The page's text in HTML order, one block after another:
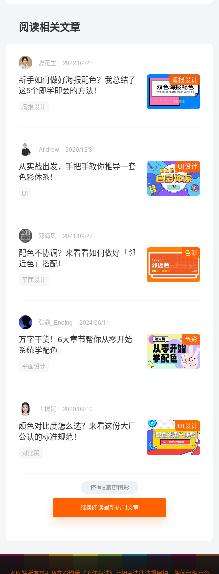
阅读相关文章
夏花生 2022/02/21
海报设计
新手如何做好海报配色？我总结了
这5个即学即会的方法！
海报设计
Andrew 2020/12/31
UI设计
从实战出发，手把手教你推导一套
色彩体系！
UI
邓海贝 2021/09/27
色彩
配色不协调？来看看如何做好「邻
近色」搭配！
平面设计
张鼎_Ending 2024/06/11
色彩
万字干货！6大章节帮你从零开始
系统学配色
平面设计
土拨鼠 2020/09/10
UI设计
颜色对比度怎么选？来看这份大厂
公认的标准规范！
对比度
继续阅读最新热门文章
还有8篇更精彩